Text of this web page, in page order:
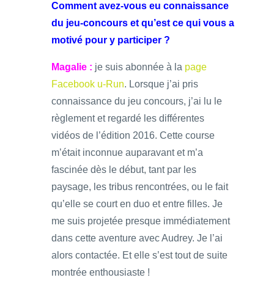
Comment avez-vous eu connaissance
du jeu-concours et qu’est ce qui vous a
motivé pour y participer ?
Magalie : je suis abonnée à la page
Facebook u-Run. Lorsque j’ai pris
connaissance du jeu concours, j’ai lu le
règlement et regardé les différentes
vidéos de l’édition 2016. Cette course
m’était inconnue auparavant et m’a
fascinée dès le début, tant par les
paysage, les tribus rencontrées, ou le fait
qu’elle se court en duo et entre filles. Je
me suis projetée presque immédiatement
dans cette aventure avec Audrey. Je l’ai
alors contactée. Et elle s’est tout de suite
montrée enthousiaste !